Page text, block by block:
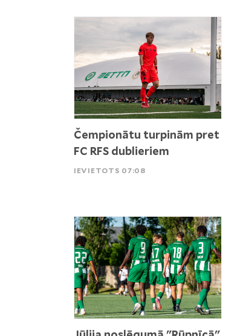
Čempionātu turpinām pret
FC RFS dublieriem
IEVIETOTS 07:08